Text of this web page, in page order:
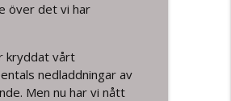
över det vi har
kryddat vårt
nedladdningar av
Men nu har vi nått